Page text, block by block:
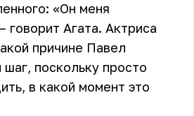
«Он меня
говорит Агата. Актриса
причине Павел
поскольку просто
в какой момент это